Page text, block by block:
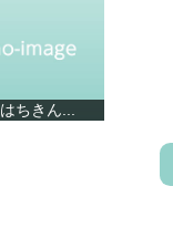
龍馬像と桂浜...